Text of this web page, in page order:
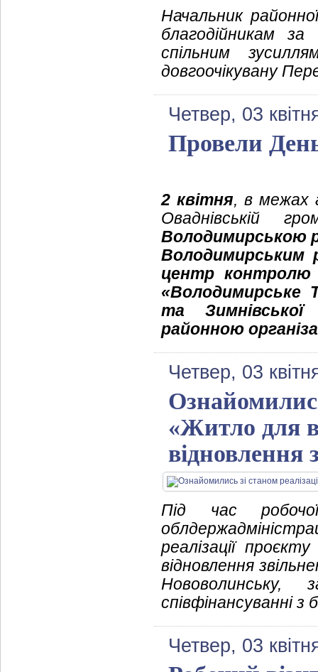
Начальник
благодійникам
спільним
довгоочікувану
Четвер, 03
Провели
2 квітня, в межах
Оваднівській
Володимирською
Володимирським
центр контролю
«Володимирське
та Зимнівської
районною
Четвер, 03
«Житло для
відновлення
Під час
реалізації
відновлення
співфінансуванні
Четвер, 03